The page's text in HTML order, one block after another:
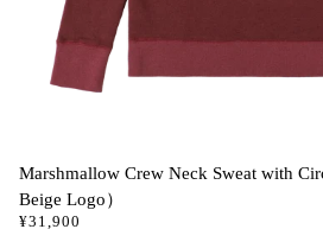
Marshmallow Crew Neck Sweat with
Beige Logo）
¥31,900